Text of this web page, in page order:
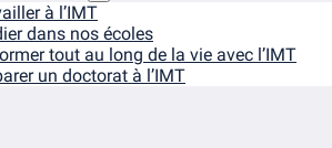
à l’IMT
dans nos écoles
tout au long de la vie avec l’IMT
un doctorat à l’IMT